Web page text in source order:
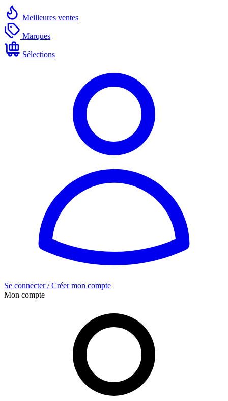
Meilleures ventes
Marques
Sélections
Se connecter / Créer mon compte
Mon compte